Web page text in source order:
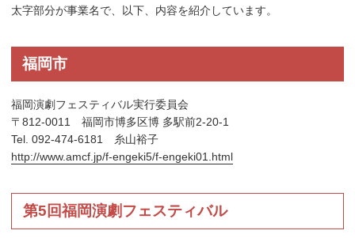
太字部分が事業名で、以下、内容を紹介しています。
福岡市
福岡演劇フェスティバル実行委員会
〒812-0011 福岡市博多区博 多駅前2-20-1
Tel. 092-474-6181 糸山裕子
http://www.amcf.jp/f-engeki5/f-engeki01.html
第5回福岡演劇フェスティバル